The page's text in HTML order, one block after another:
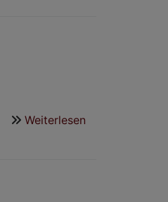
Weiterlesen